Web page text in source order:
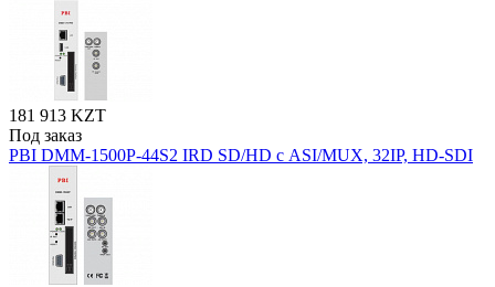
181 913 KZT
Под заказ
PBI DMM-1500P-44S2 IRD SD/HD с ASI/MUX, 32IP, HD-SDI